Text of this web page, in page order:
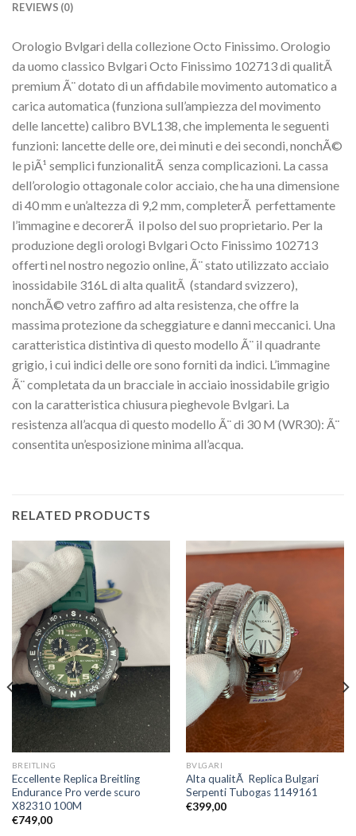
REVIEWS (0)
Orologio Bvlgari della collezione Octo Finissimo. Orologio
da uomo classico Bvlgari Octo Finissimo 102713 di qualitÃ
premium Ã¨ dotato di un affidabile movimento automatico a
carica automatica (funziona sull’ampiezza del movimento
delle lancette) calibro BVL138, che implementa le seguenti
funzioni: lancette delle ore, dei minuti e dei secondi, nonchÃ©
le piÃ¹ semplici funzionalitÃ senza complicazioni. La cassa
dell’orologio ottagonale color acciaio, che ha una dimensione
di 40 mm e un’altezza di 9,2 mm, completerÃ perfettamente
l’immagine e decorerÃ il polso del suo proprietario. Per la
produzione degli orologi Bvlgari Octo Finissimo 102713
offerti nel nostro negozio online, Ã¨ stato utilizzato acciaio
inossidabile 316L di alta qualitÃ (standard svizzero),
nonchÃ© vetro zaffiro ad alta resistenza, che offre la
massima protezione da scheggiature e danni meccanici. Una
caratteristica distintiva di questo modello Ã¨ il quadrante
grigio, i cui indici delle ore sono forniti da indici. L’immagine
Ã¨ completata da un bracciale in acciaio inossidabile grigio
con la caratteristica chiusura pieghevole Bvlgari. La
resistenza all’acqua di questo modello Ã¨ di 30 M (WR30): Ã¨
consentita un’esposizione minima all’acqua.
RELATED PRODUCTS
BREITLING
Eccellente Replica Breitling
Endurance Pro verde scuro
X82310 100M
€749,00
BVLGARI
Alta qualitÃ Replica Bulgari
Serpenti Tubogas 1149161
€399,00